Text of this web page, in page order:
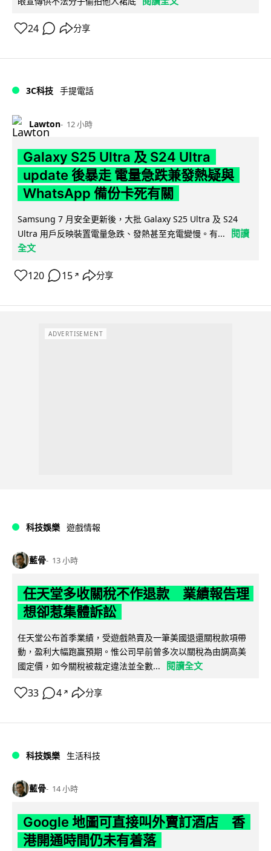
24 分享
3C科技 手提電話
Lawton 12 小時
Galaxy S25 Ultra 及 S24 Ultra
update 後暴走 電量急跌兼發熱疑與
WhatsApp 備份卡死有關
Samsung 7 月安全更新後，大批 Galaxy S25 Ultra 及 S24
Ultra 用戶反映裝置電量急跌、發熱甚至充電變慢。有...
閱讀
全文
120 15 ↗ 分享
ADVERTISEMENT
科技娛樂 遊戲情報
藍骨 13 小時
任天堂多收關稅不作退款 業績報告理
想卻惹集體訴訟
任天堂公布首季業績，受遊戲熱賣及一筆美國退還關稅款項帶
動，盈利大幅跑贏預期。惟公司早前曾多次以關稅為由調高美
國定價，如今關稅被裁定違法並全數...
閱讀全文
33 4 ↗ 分享
科技娛樂 生活科技
藍骨 14 小時
Google 地圖可直接叫外賣訂酒店 香
港開通時間仍未有着落